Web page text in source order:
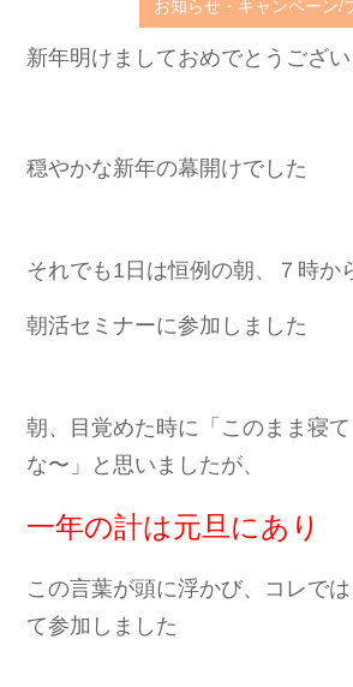
お知らせ・キャンペーン/
新年明けましておめでとうござ
穏やかな新年の幕開けでした
それでも1日は恒例の朝、７時か
朝活セミナーに参加しました
朝、目覚めた時に「このまま寝
な〜」と思いましたが、
一年の計は元旦にあり
この言葉が頭に浮かび、コレで
て参加しました